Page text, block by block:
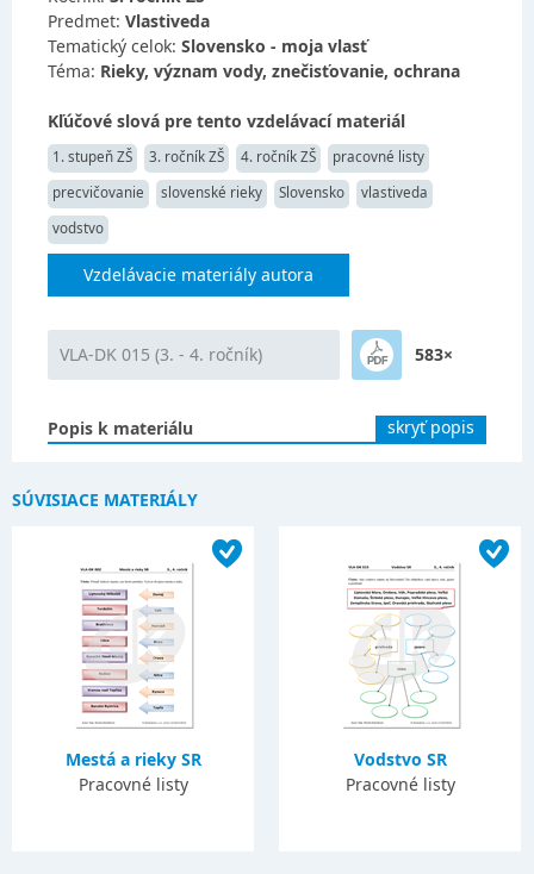
Predmet: Vlastiveda
Tematický celok: Slovensko - moja vlasť
Téma: Rieky, význam vody, znečisťovanie, ochrana
Kľúčové slová pre tento vzdelávací materiál
1. stupeň ZŠ 3. ročník ZŠ 4. ročník ZŠ
pracovné listy
precvičovanie
slovenské rieky Slovensko
vlastiveda
vodstvo
Vzdelávacie materiály autora
VLA-DK 015 (3. - 4. ročník) 583×
Popis k materiálu skryť popis
SÚVISIACE MATERIÁLY
Mestá a rieky SR
Pracovné listy
Vodstvo SR
Pracovné listy